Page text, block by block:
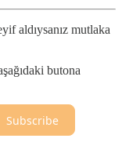
aldıysanız mutlaka
butona
Subscribe